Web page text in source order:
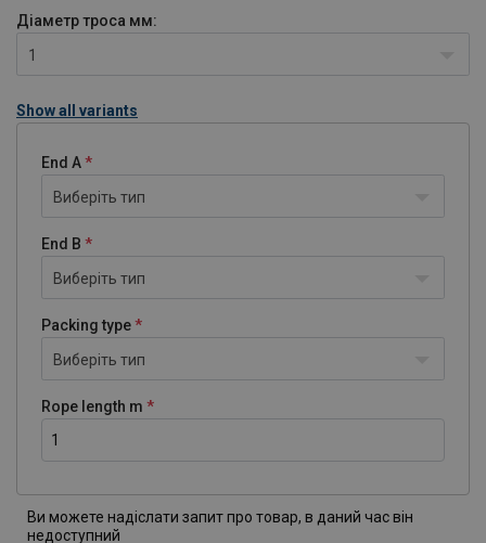
Діаметр троса мм:
1
Show all variants
End A
Виберіть тип
End B
Виберіть тип
Packing type
Виберіть тип
Rope length m
Ви можете надіслати запит про товар, в даний час він
недоступний